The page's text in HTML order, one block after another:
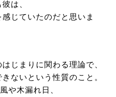
は、
じていたのだと思いま
じまりに関わる理論で、
ないという性質のこと。
や木漏れ日、